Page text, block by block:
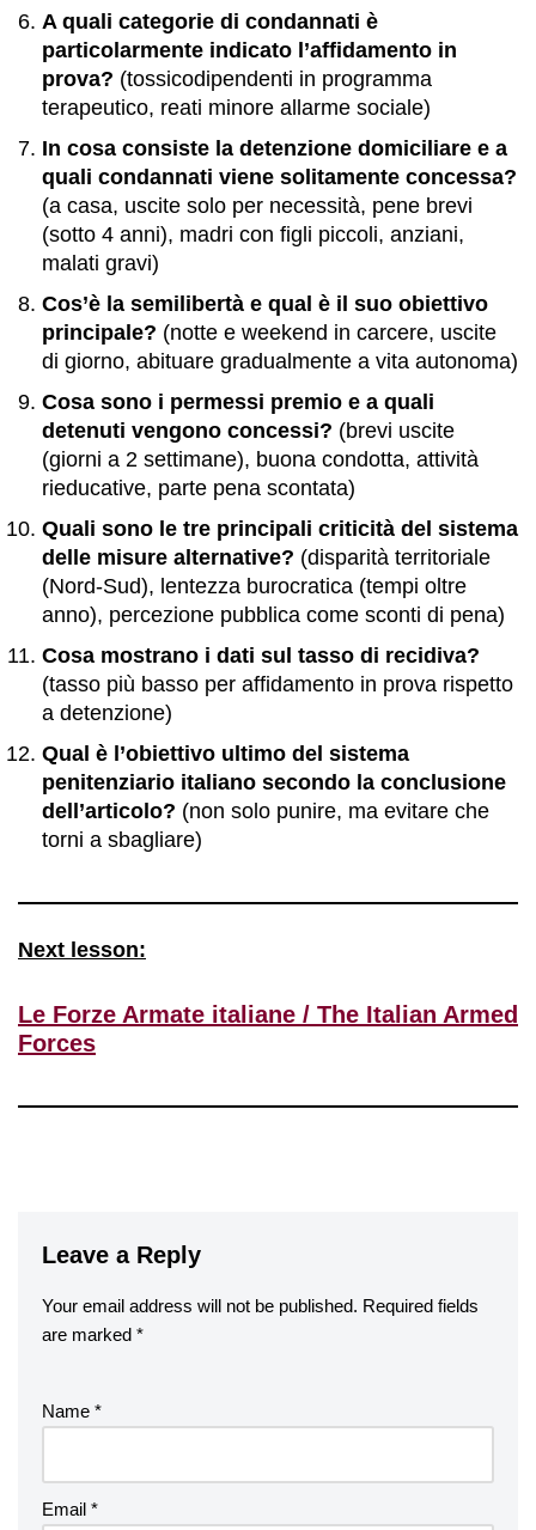
A quali categorie di condannati è
particolarmente indicato l’affidamento in
prova? (tossicodipendenti in programma
terapeutico, reati minore allarme sociale)
In cosa consiste la detenzione domiciliare e a
quali condannati viene solitamente concessa?
(a casa, uscite solo per necessità, pene brevi
(sotto 4 anni), madri con figli piccoli, anziani,
malati gravi)
Cos’è la semilibertà e qual è il suo obiettivo
principale? (notte e weekend in carcere, uscite
di giorno, abituare gradualmente a vita autonoma)
Cosa sono i permessi premio e a quali
detenuti vengono concessi? (brevi uscite
(giorni a 2 settimane), buona condotta, attività
rieducative, parte pena scontata)
Quali sono le tre principali criticità del sistema
delle misure alternative? (disparità territoriale
(Nord-Sud), lentezza burocratica (tempi oltre
anno), percezione pubblica come sconti di pena)
Cosa mostrano i dati sul tasso di recidiva?
(tasso più basso per affidamento in prova rispetto
a detenzione)
Qual è l’obiettivo ultimo del sistema
penitenziario italiano secondo la conclusione
dell’articolo? (non solo punire, ma evitare che
torni a sbagliare)
Next lesson:
Le Forze Armate italiane / The Italian Armed
Forces
Leave a Reply
Your email address will not be published. Required fields
are marked *
Name *
Email *